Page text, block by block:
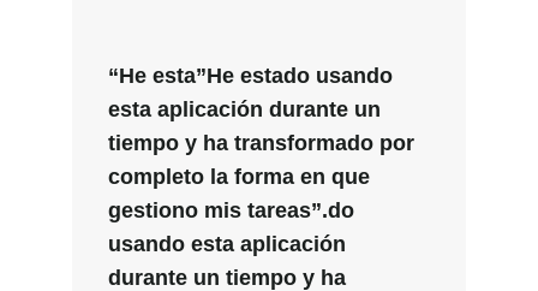
“He esta”He estado usando
esta aplicación durante un
tiempo y ha transformado por
completo la forma en que
gestiono mis tareas”.do
usando esta aplicación
durante un tiempo y ha